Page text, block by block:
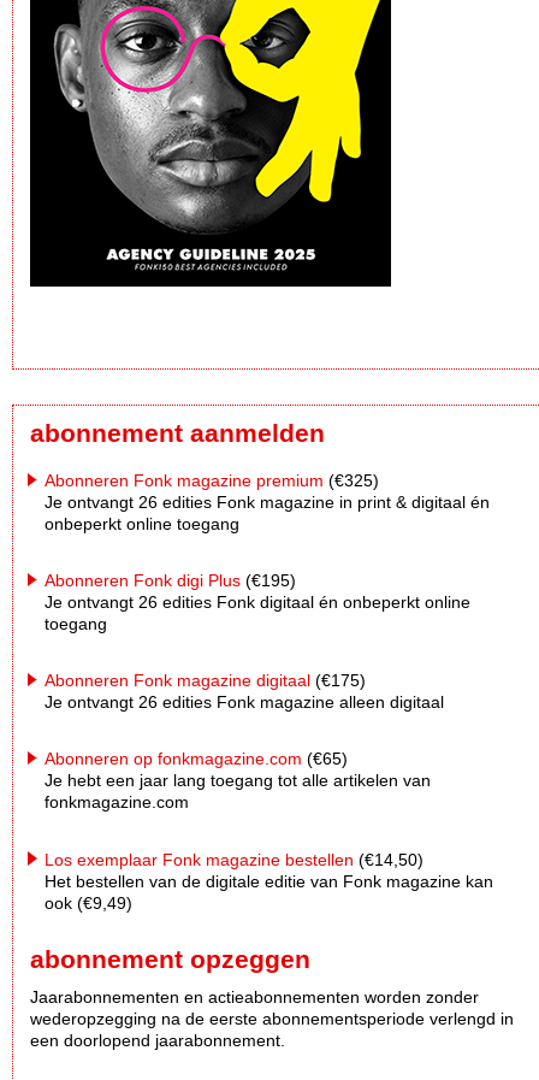
abonnement aanmelden
Abonneren Fonk magazine premium (€325)
Je ontvangt 26 edities Fonk magazine in print & digitaal én
onbeperkt online toegang
Abonneren Fonk digi Plus (€195)
Je ontvangt 26 edities Fonk digitaal én onbeperkt online
toegang
Abonneren Fonk magazine digitaal (€175)
Je ontvangt 26 edities Fonk magazine alleen digitaal
Abonneren op fonkmagazine.com (€65)
Je hebt een jaar lang toegang tot alle artikelen van
fonkmagazine.com
Los exemplaar Fonk magazine bestellen (€14,50)
Het bestellen van de digitale editie van Fonk magazine kan
ook (€9,49)
abonnement opzeggen
Jaarabonnementen en actieabonnementen worden zonder
wederopzegging na de eerste abonnementsperiode verlengd in
een doorlopend jaarabonnement.